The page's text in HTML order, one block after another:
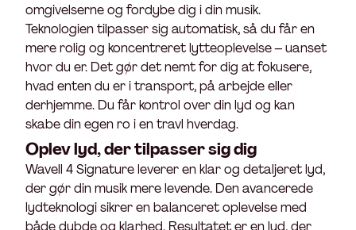
omgivelserne og fordybe dig i din musik.
Teknologien tilpasser sig automatisk, så du får en
mere rolig og koncentreret lytteoplevelse – uanset
hvor du er. Det gør det nemt for dig at fokusere,
hvad enten du er i transport, på arbejde eller
derhjemme. Du får kontrol over din lyd og kan
skabe din egen ro i en travl hverdag.
Oplev lyd, der tilpasser sig dig
Wavell 4 Signature leverer en klar og detaljeret lyd,
der gør din musik mere levende. Den avancerede
lydteknologi sikrer en balanceret oplevelse med
både dybde og klarhed. Resultatet er en lyd, der